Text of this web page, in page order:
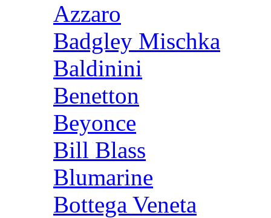
Azzaro
Badgley Mischka
Baldinini
Benetton
Beyonce
Bill Blass
Blumarine
Bottega Veneta